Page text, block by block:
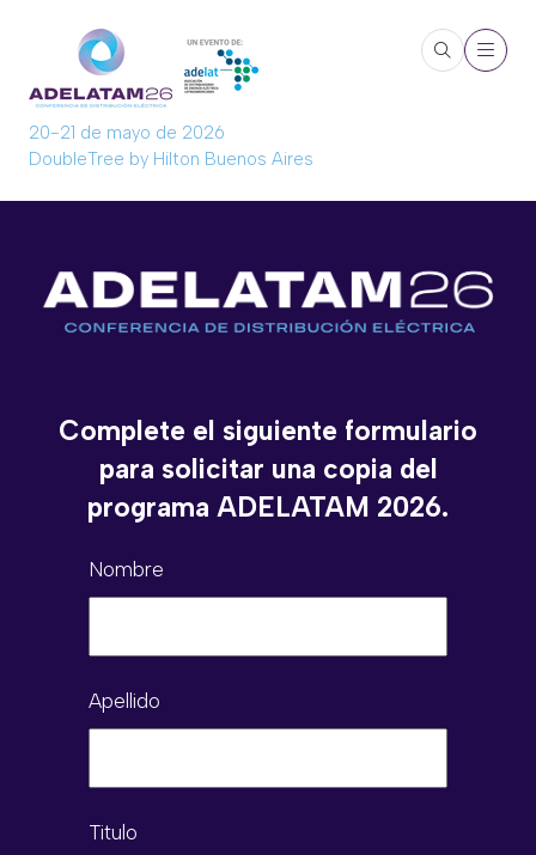
20-21 de mayo de 2026
DoubleTree by Hilton Buenos Aires
Complete el siguiente formulario
para solicitar una copia del
programa ADELATAM 2026.
Nombre
Apellido
Titulo